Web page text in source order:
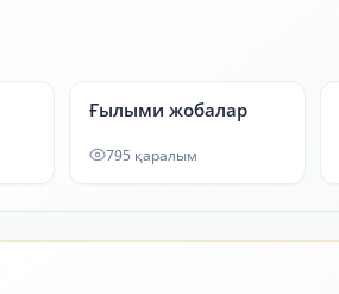
Ғылыми жобалар
795 қаралым